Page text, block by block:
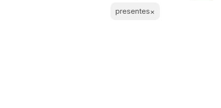
presentes×